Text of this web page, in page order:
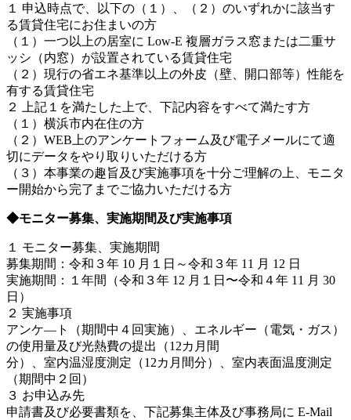
１ 申込時点で、以下の（１）、（２）のいずれかに該当す
る賃貸住宅にお住まいの方
（１）一つ以上の居室に Low-E 複層ガラス窓または二重サ
ッシ（内窓）が設置されている賃貸住宅
（２）現行の省エネ基準以上の外皮（壁、開口部等）性能を
有する賃貸住宅
２ 上記１を満たした上で、下記内容をすべて満たす方
（１）横浜市内在住の方
（２）WEB上のアンケートフォーム及び電子メールにて適
切にデータをやり取りいただける方
（３）本事業の趣旨及び実施事項を十分ご理解の上、モニタ
ー開始から完了までご協力いただける方
◆モニター募集、実施期間及び実施事項
１ モニター募集、実施期間
募集期間：令和３年 10 月１日～令和３年 11 月 12 日
実施期間：１年間（令和３年 12 月１日〜令和４年 11 月 30
日）
２ 実施事項
アンケ―ト（期間中４回実施）、エネルギー（電気・ガス）
の使用量及び光熱費の提出（12カ月間
分）、室内温湿度測定（12カ月間分）、室内表面温度測定
（期間中２回）
３ お申込み先
申請書及び必要書類を、下記募集主体及び事務局に E-Mail